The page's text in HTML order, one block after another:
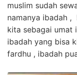
muslim sudah
namanya ibadah ,
kita sebagai umat
ibadah yang bisa
fardhu , ibadah